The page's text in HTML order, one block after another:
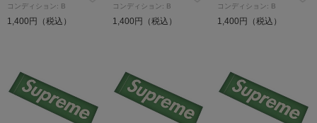
コンディション: B
1,400円（税込）
コンディション: B
1,400円（税込）
コンディション: B
1,400円（税込）